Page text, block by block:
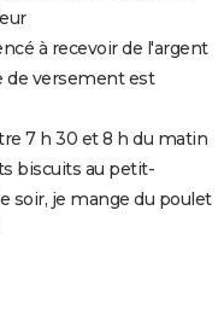
à recevoir de l'argent
de versement est
7 h 30 et 8 h du matin
biscuits au petit-
soir, je mange du poulet